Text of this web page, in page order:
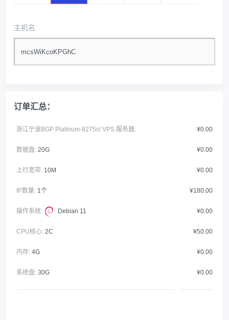
主机名
订单汇总：
浙江宁波BGP Platinum-8275cl VPS 服务器: ¥0.00
数据盘: 20G ¥0.00
上行宽带: 10M ¥0.00
IP数量: 1个 ¥180.00
操作系统: Debian 11 ¥0.00
CPU核心: 2C ¥50.00
内存: 4G ¥0.00
系统盘: 30G ¥0.00